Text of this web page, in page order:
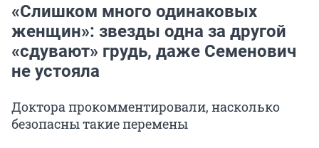
«Слишком много одинаковых
женщин»: звезды одна за другой
«сдувают» грудь, даже Семенович
не устояла
Доктора прокомментировали, насколько
безопасны такие перемены